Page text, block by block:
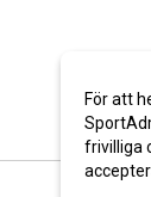
För att
frivilliga